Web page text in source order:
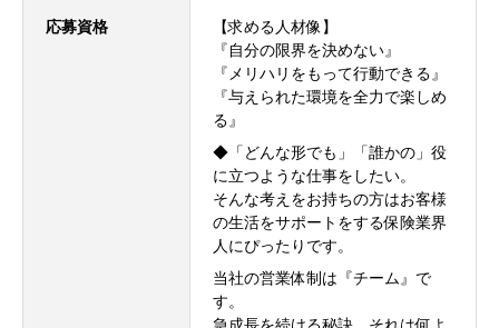
応募資格
【求める人材像】
『自分の限界を決めない』
『メリハリをもって行動できる』
『与えられた環境を全力で楽しめ
る』
◆「どんな形でも」「誰かの」役
に立つような仕事をしたい。
そんな考えをお持ちの方はお客様
の生活をサポートをする保険業界
人にぴったりです。
当社の営業体制は『チーム』で
す。